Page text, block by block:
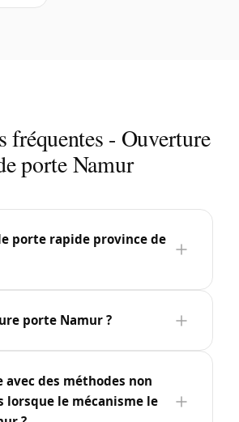
fréquentes - Ouverture
porte Namur
porte rapide province de
porte Namur ?
des méthodes non
lorsque le mécanisme le